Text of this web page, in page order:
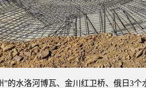
”的水洛河博瓦、金川红卫桥、俄日3